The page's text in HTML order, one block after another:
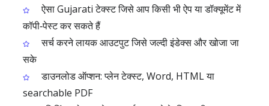
ऐसा Gujarati टेक्स्ट जिसे आप किसी भी ऐप या डॉक्यूमेंट में
कॉपी‑पेस्ट कर सकते हैं
सर्च करने लायक आउटपुट जिसे जल्दी इंडेक्स और खोजा जा
सके
डाउनलोड ऑप्शन: प्लेन टेक्स्ट, Word, HTML या
searchable PDF